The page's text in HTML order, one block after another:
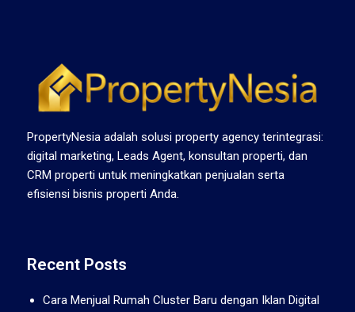
PropertyNesia adalah solusi property agency terintegrasi:
digital marketing, Leads Agent, konsultan properti, dan
CRM properti untuk meningkatkan penjualan serta
efisiensi bisnis properti Anda.
Recent Posts
Cara Menjual Rumah Cluster Baru dengan Iklan Digital